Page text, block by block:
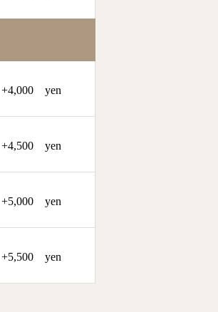
+4,000 yen
+4,500 yen
+5,000 yen
+5,500 yen